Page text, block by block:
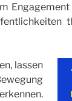
lassen
erkennen.